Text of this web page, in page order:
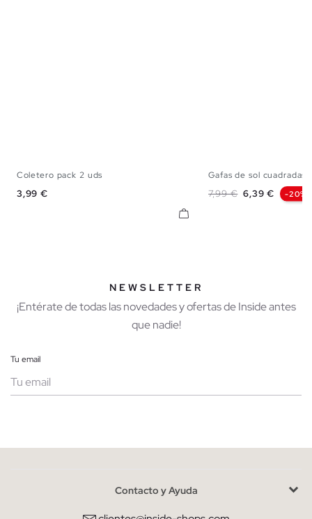
Coletero pack 2 uds
Precio
3,99 €
Gafas de sol cuadradas
Precio base
7,99 € Precio
6,39 € -20%
NEWSLETTER
¡Entérate de todas las novedades y ofertas de Inside antes
que nadie!
Tu email
He leído y entiendo lapolítica de privacidad
Contacto y Ayuda